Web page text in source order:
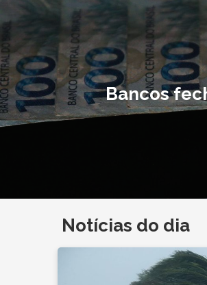
Bancos
Notícias do dia